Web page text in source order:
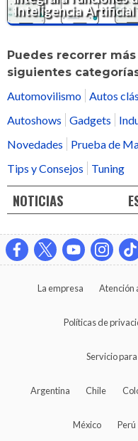
Inteligencia Artificial
Puedes recorrer
siguientes
Automovilismo Autos
Autoshows
Gadgets
Novedades
Prueba de
Tips y Consejos
Tuning
NOTICIAS
La empresa Atención
Políticas de
Servicio
Argentina Chile
México Perú